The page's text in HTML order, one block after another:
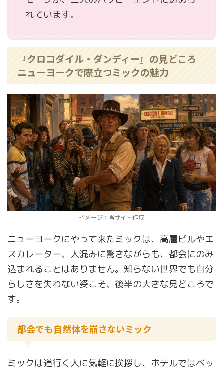
れています。
『クロコダイル・ダンディー』の見どころ｜
ニューヨークで際立つミックの魅力
イメージ：当サイト作成
ニューヨークにやって来たミックは、高層ビルやエ
スカレーター、人混みに驚きながらも、都会にのみ
込まれることはありません。知らない世界でも自分
らしさを失わない姿こそ、後半の大きな見どころで
す。
都会でも自然体を崩さないミック
ミックは道行く人に気軽に挨拶し、ホテルではベッ